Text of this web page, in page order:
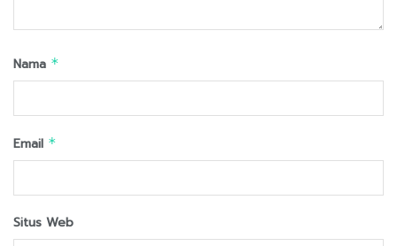
Nama *
Email *
Situs Web